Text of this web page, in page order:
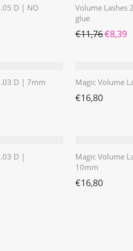
D | NO
Volume Lashes
glue
€11,76€8,39
D | 7mm Magic Volume
€16,80
D |
Magic Volume
10mm
€16,80